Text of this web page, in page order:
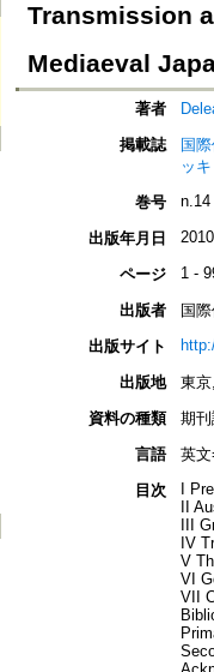
Transmission
Mediaeval
著者
掲載誌
国
ッ
巻号
n.14
出版年月日
ページ 1 -
出版者
国
出版サイト
出版地
東
資料の種類
期
言語
英
目次
I
II
III
IV
V
VI
VII